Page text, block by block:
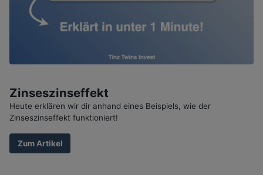
Zinseszinseffekt
Heute erklären wir dir anhand eines Beispiels, wie der
Zinseszinseffekt funktioniert!
Zum Artikel